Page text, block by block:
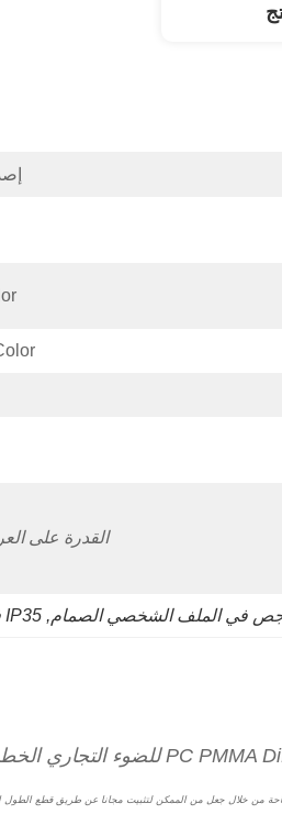
القدرة على
, IP35 فلوش راحة الصمام الملف الشخصي للحوائط الجافة